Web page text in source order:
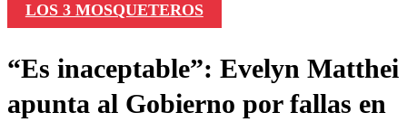
LOS 3 MOSQUETEROS
“Es inaceptable”: Evelyn Matthei
apunta al Gobierno por fallas en